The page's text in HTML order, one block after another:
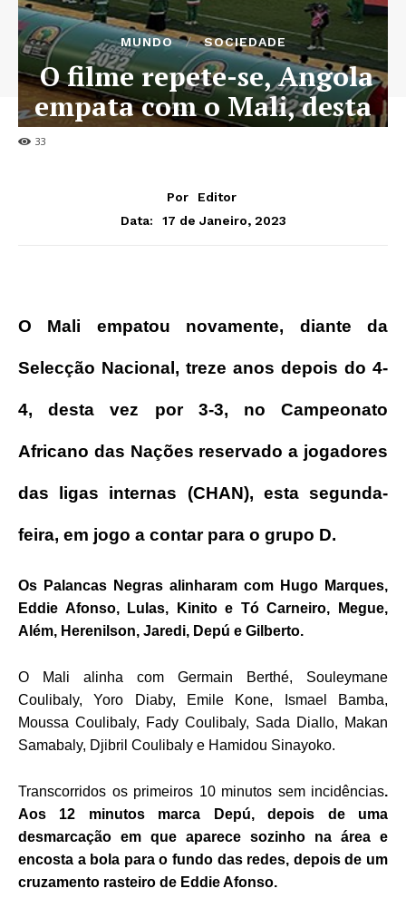
33
MUNDO SOCIEDADE
O filme repete-se, Angola
empata com o Mali, desta
vez 3-3 no CHAN
Por
Editor
Data:
17 de Janeiro, 2023
O Mali empatou novamente, diante da
Selecção Nacional, treze anos depois do 4-
4, desta vez por 3-3, no Campeonato
Africano das Nações reservado a jogadores
das ligas internas (CHAN), esta segunda-
feira, em jogo a contar para o grupo D.
Os Palancas Negras alinharam com Hugo Marques,
Eddie Afonso, Lulas, Kinito e Tó Carneiro, Megue,
Além, Herenilson, Jaredi, Depú e Gilberto.
O Mali alinha com Germain Berthé, Souleymane
Coulibaly, Yoro Diaby, Emile Kone, Ismael Bamba,
Moussa Coulibaly, Fady Coulibaly, Sada Diallo, Makan
Samabaly, Djibril Coulibaly e Hamidou Sinayoko.
Transcorridos os primeiros 10 minutos sem incidências.
Aos 12 minutos marca Depú, depois de uma
desmarcação em que aparece sozinho na área e
encosta a bola para o fundo das redes, depois de um
cruzamento rasteiro de Eddie Afonso.